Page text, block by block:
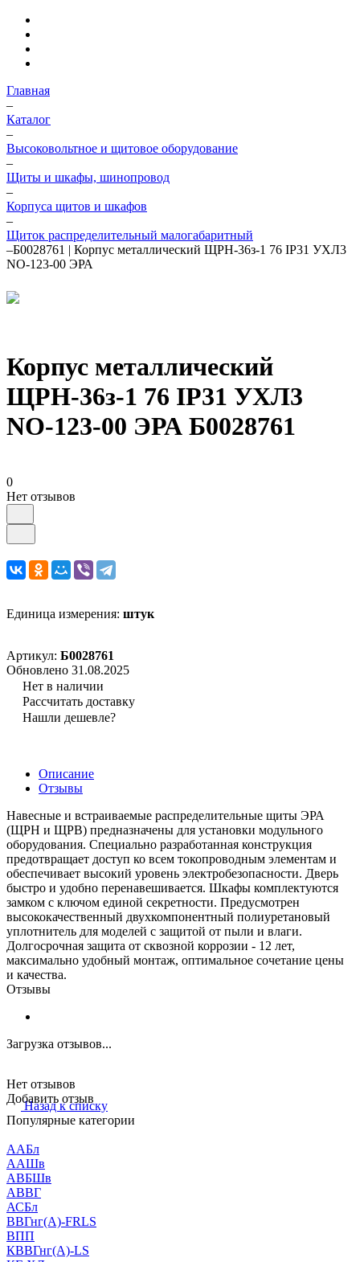
Главная
–
Каталог
–
Высоковольтное и щитовое оборудование
–
Щиты и шкафы, шинопровод
–
Корпуса щитов и шкафов
–
Щиток распределительный малогабаритный
–Б0028761 | Корпус металлический ЩРН-36з-1 76 IP31 УХЛ3
NO-123-00 ЭРА
Корпус металлический
ЩРН-36з-1 76 IP31 УХЛ3
NO-123-00 ЭРА Б0028761
0
Нет отзывов
Единица измерения: штук
Артикул: Б0028761
Обновлено 31.08.2025
Нет в наличии
Рассчитать доставку
Нашли дешевле?
Описание
Отзывы
Навесные и встраиваемые распределительные щиты ЭРА
(ЩРН и ЩРВ) предназначены для установки модульного
оборудования. Специально разработанная конструкция
предотвращает доступ ко всем токопроводным элементам и
обеспечивает высокий уровень электробезопасности. Дверь
быстро и удобно перенавешивается. Шкафы комплектуются
замком с ключом единой секретности. Предусмотрен
высококачественный двухкомпонентный полиуретановый
уплотнитель для моделей с защитой от пыли и влаги.
Долгосрочная защита от сквозной коррозии - 12 лет,
максимально удобный монтаж, оптимальное сочетание цены
и качества.
Отзывы
Загрузка отзывов...
Нет отзывов
Добавить отзыв
Назад к списку
Популярные категории
ААБл
ААШв
АВБШв
АВВГ
АСБл
ВВГнг(А)-FRLS
ВПП
КВВГнг(А)-LS